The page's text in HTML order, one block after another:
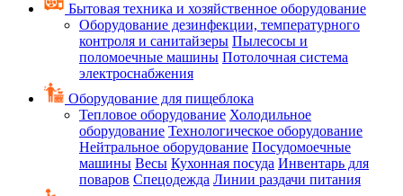
Бытовая техника и хозяйственное оборудование
Оборудование дезинфекции, температурного
контроля и санитайзеры Пылесосы и
поломоечные машины Потолочная система
электроснабжения
Оборудование для пищеблока
Тепловое оборудование Холодильное
оборудование Технологическое оборудование
Нейтральное оборудование Посудомоечные
машины Весы Кухонная посуда Инвентарь для
поваров Спецодежда Линии раздачи питания